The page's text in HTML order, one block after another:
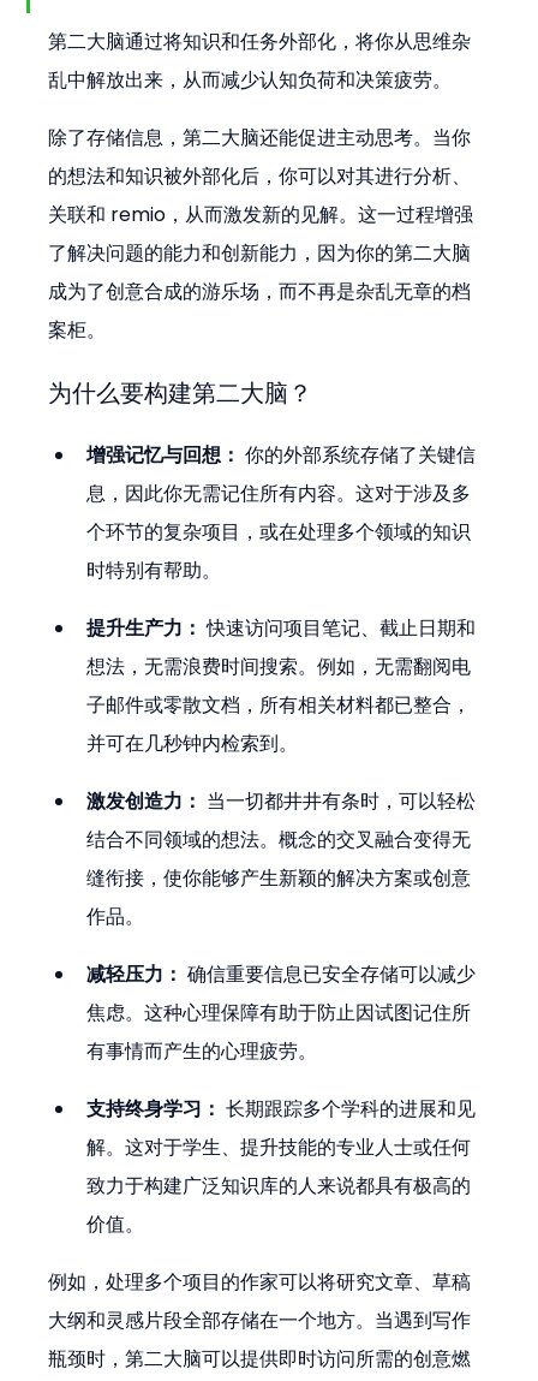
第二大脑通过将知识和任务外部化，将你从思维杂
乱中解放出来，从而减少认知负荷和决策疲劳。
除了存储信息，第二大脑还能促进主动思考。当你
的想法和知识被外部化后，你可以对其进行分析、
关联和 remio，从而激发新的见解。这一过程增强
了解决问题的能力和创新能力，因为你的第二大脑
成为了创意合成的游乐场，而不再是杂乱无章的档
案柜。
为什么要构建第二大脑？
增强记忆与回想： 你的外部系统存储了关键信
息，因此你无需记住所有内容。这对于涉及多
个环节的复杂项目，或在处理多个领域的知识
时特别有帮助。
提升生产力： 快速访问项目笔记、截止日期和
想法，无需浪费时间搜索。例如，无需翻阅电
子邮件或零散文档，所有相关材料都已整合，
并可在几秒钟内检索到。
激发创造力： 当一切都井井有条时，可以轻松
结合不同领域的想法。概念的交叉融合变得无
缝衔接，使你能够产生新颖的解决方案或创意
作品。
减轻压力： 确信重要信息已安全存储可以减少
焦虑。这种心理保障有助于防止因试图记住所
有事情而产生的心理疲劳。
支持终身学习： 长期跟踪多个学科的进展和见
解。这对于学生、提升技能的专业人士或任何
致力于构建广泛知识库的人来说都具有极高的
价值。
例如，处理多个项目的作家可以将研究文章、草稿
大纲和灵感片段全部存储在一个地方。当遇到写作
瓶颈时，第二大脑可以提供即时访问所需的创意燃